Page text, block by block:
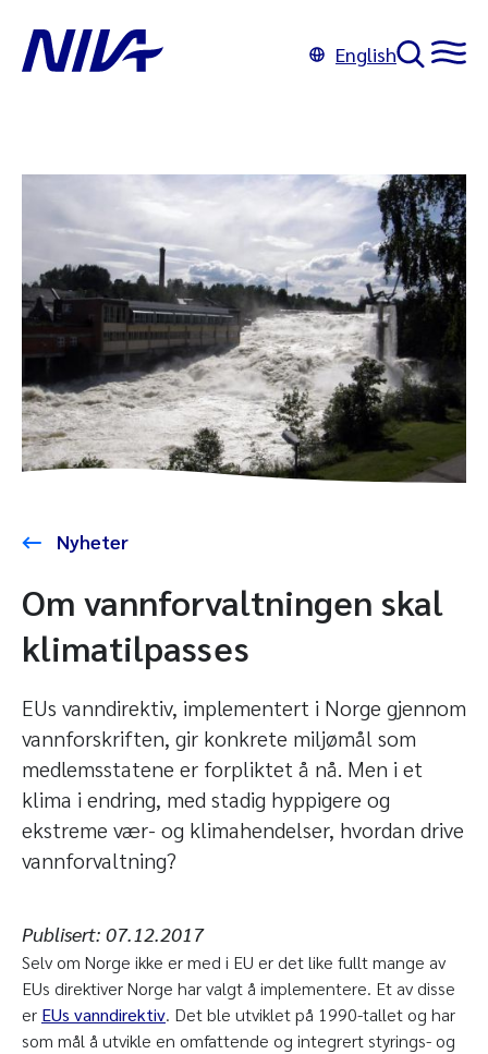
English
Nyheter
Om vannforvaltningen skal
klimatilpasses
EUs vanndirektiv, implementert i Norge gjennom
vannforskriften, gir konkrete miljømål som
medlemsstatene er forpliktet å nå. Men i et
klima i endring, med stadig hyppigere og
ekstreme vær- og klimahendelser, hvordan drive
vannforvaltning?
Publisert: 07.12.2017
Selv om Norge ikke er med i EU er det like fullt mange av
EUs direktiver Norge har valgt å implementere. Et av disse
er EUs vanndirektiv. Det ble utviklet på 1990-tallet og har
som mål å utvikle en omfattende og integrert styrings- og